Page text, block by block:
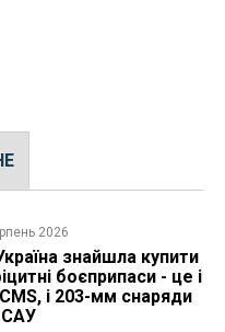
2026
знайшла купити
боєприпаси - це і
і 203-мм снаряди